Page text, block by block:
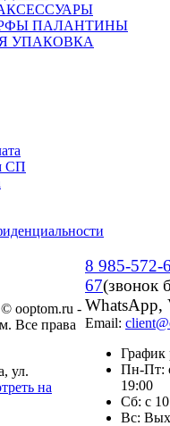
ПАЛАНТИНЫ
УПАКОВКА
СП
ooptom.ru -
Все права
ул.
на
8 985-572-
67(звонок
WhatsApp,
Email:
График
Пн-Пт:
19:00
Сб: с
Вс: